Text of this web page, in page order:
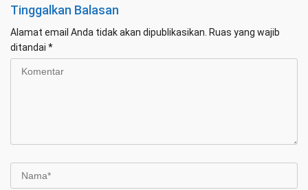
Tinggalkan Balasan
Alamat email Anda tidak akan dipublikasikan. Ruas yang wajib
ditandai *